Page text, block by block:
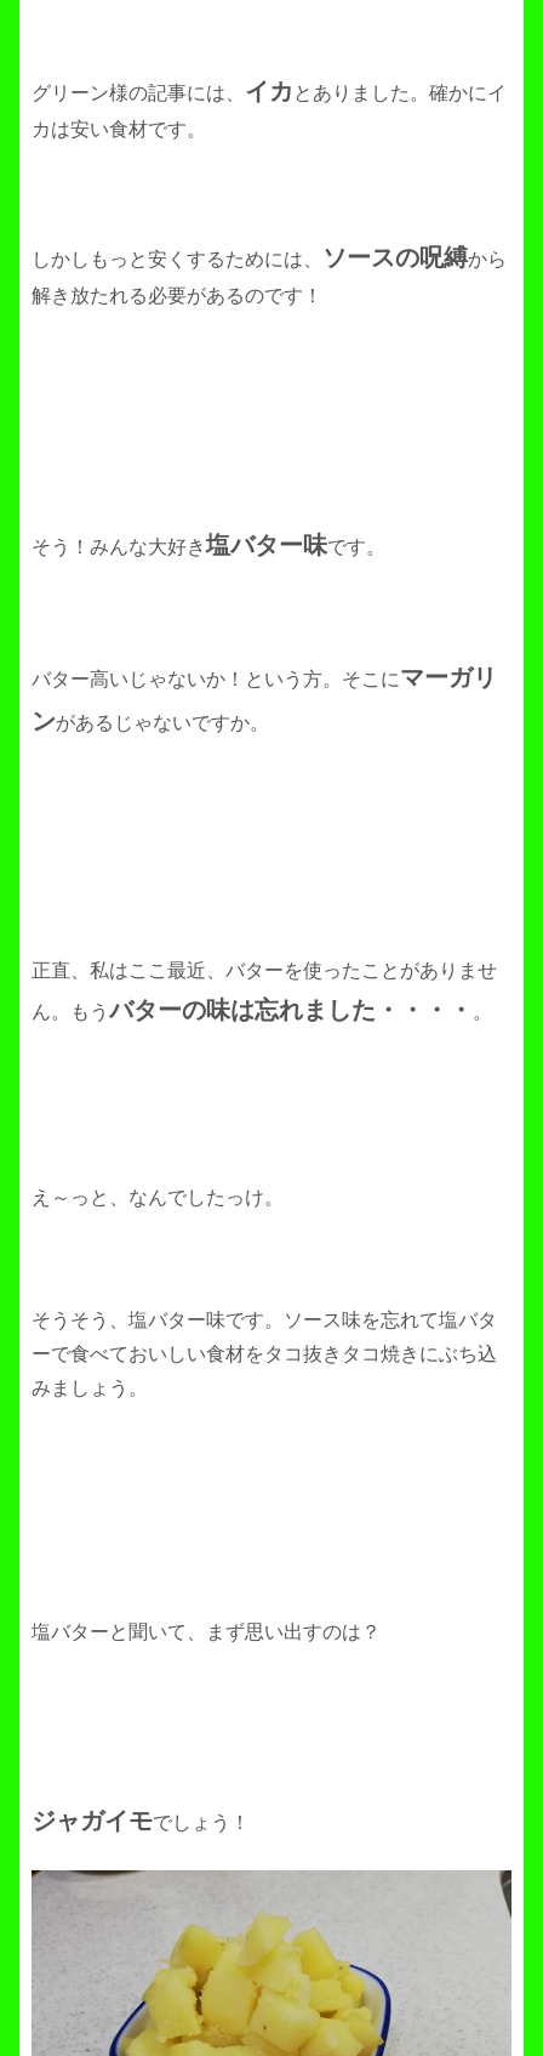
グリーン様の記事には、 イカ とありました。確かにイ
カは安い食材です。
しかしもっと安くするためには、 ソースの呪縛から
解き放たれる必要があるのです！
そう！みんな大好き塩バター味です。
バター高いじゃないか！という方。そこにマーガリ
ンがあるじゃないですか。
正直、私はここ最近、バターを使ったことがありませ
ん。もうバターの味は忘れました・・・・ 。
え～っと、なんでしたっけ。
そうそう、塩バター味です。ソース味を忘れて塩バタ
ーで食べておいしい食材をタコ抜きタコ焼きにぶち込
みましょう。
塩バターと聞いて、まず思い出すのは？
ジャガイモでしょう！